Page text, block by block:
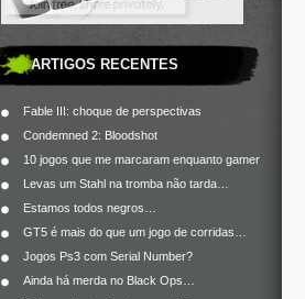
ARTIGOS RECENTES
Fable III: choque de perspectivas
Condemned 2: Bloodshot
10 jogos que me marcaram enquanto gamer
Levas um Stahl na tromba não tarda…
Estamos todos negros…
GT5 é mais do que um jogo de corridas…
Jogos Ps3 com Serial Number?
Ainda há merda no Black Ops…